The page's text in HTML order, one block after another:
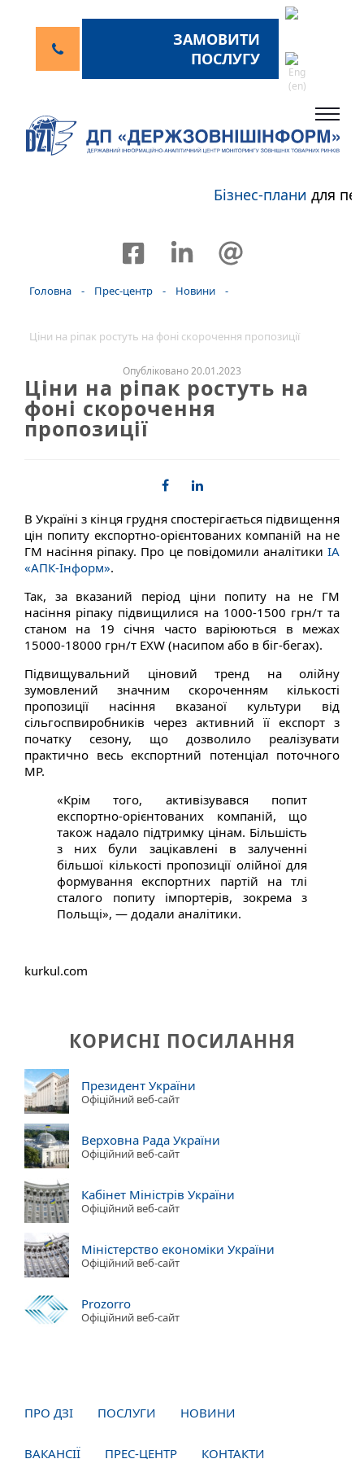
ЗАМОВИТИ
ПОСЛУГУ
Бізнес-планидля
Головна - Прес-центр - Новини -
Ціни на ріпак ростуть на фоні скорочення пропозиції
Опубліковано 20.01.2023
Ціни на ріпак ростуть на
фоні скорочення
пропозиції
В Україні з кінця грудня спостерігається підвищення
цін попиту експортно-орієнтованих компаній на не
ГМ насіння ріпаку. Про це повідомили аналітики ІА
«АПК-Інформ».
Так, за вказаний період ціни попиту на не ГМ
насіння ріпаку підвищилися на 1000-1500 грн/т та
станом на 19 січня часто варіюються в межах
15000-18000 грн/т ЕХW (насипом або в біг-бегах).
Підвищувальний ціновий тренд на олійну
зумовлений значним скороченням кількості
пропозиції насіння вказаної культури від
сільгоспвиробників через активний її експорт з
початку сезону, що дозволило реалізувати
практично весь експортний потенціал поточного
МР.
«Крім того, активізувався попит
експортно-орієнтованих компаній, що
також надало підтримку цінам. Більшість
з них були зацікавлені в залученні
більшої кількості пропозиції олійної для
формування експортних партій на тлі
сталого попиту імпортерів, зокрема з
Польщі», — додали аналітики.
kurkul.com
КОРИСНІ ПОСИЛАННЯ
Президент України
Офіційний веб-сайт
Верховна Рада України
Офіційний веб-сайт
Кабінет Міністрів України
Офіційний веб-сайт
Міністерство економіки України
Офіційний веб-сайт
Prozorro
Офіційний веб-сайт
ПРО ДЗІ ПОСЛУГИ НОВИНИ
ВАКАНСІЇ ПРЕС-ЦЕНТР КОНТАКТИ